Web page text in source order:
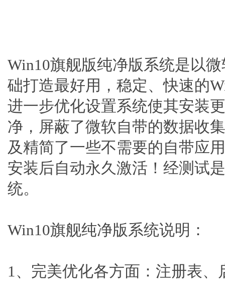
Win10旗舰版纯净版系统是以
础打造最好用，稳定、快速的
进一步优化设置系统使其安装
净，屏蔽了微软自带的数据收
及精简了一些不需要的自带应
安装后自动永久激活！经测试
统。
Win10旗舰纯净版系统说明：
1、完美优化各方面：注册表